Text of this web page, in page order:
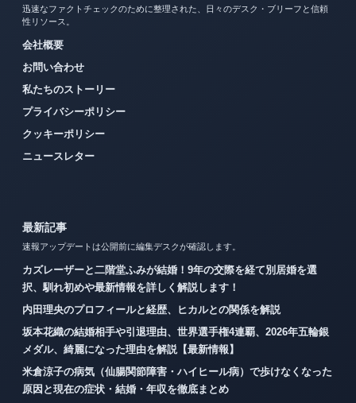
迅速なファクトチェックのために整理された、日々のデスク・ブリーフと信頼
性リソース。
会社概要
お問い合わせ
私たちのストーリー
プライバシーポリシー
クッキーポリシー
ニュースレター
最新記事
速報アップデートは公開前に編集デスクが確認します。
カズレーザーと二階堂ふみが結婚！9年の交際を経て別居婚を選
択、馴れ初めや最新情報を詳しく解説します！
内田理央のプロフィールと経歴、ヒカルとの関係を解説
坂本花織の結婚相手や引退理由、世界選手権4連覇、2026年五輪銀
メダル、綺麗になった理由を解説【最新情報】
米倉涼子の病気（仙腸関節障害・ハイヒール病）で歩けなくなった
原因と現在の症状・結婚・年収を徹底まとめ